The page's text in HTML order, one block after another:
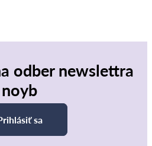
odber newslettra
noyb
sa